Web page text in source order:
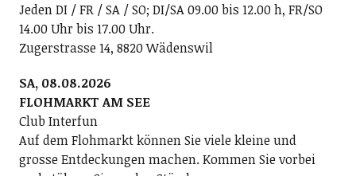
Jeden DI / FR / SA / SO; DI/SA 09.00 bis 12.00 h, FR/SO
14.00 Uhr bis 17.00 Uhr.
Zugerstrasse 14, 8820 Wädenswil
SA, 08.08.2026
FLOHMARKT AM SEE
Club Interfun
Auf dem Flohmarkt können Sie viele kleine und
grosse Entdeckungen machen. Kommen Sie vorbei